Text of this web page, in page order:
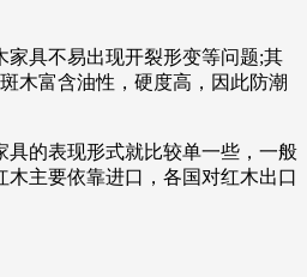
具不易出现开裂形变等问题;其
木富含油性，硬度高，因此防潮
的表现形式就比较单一些，一般
主要依靠进口，各国对红木出口